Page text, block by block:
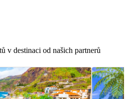
v destinaci od našich partnerů